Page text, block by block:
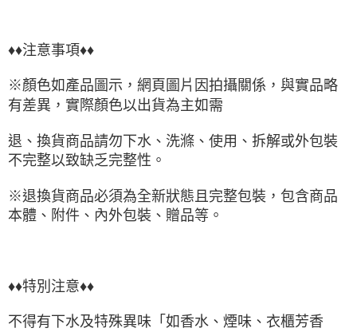
♦♦注意事項♦♦
※顏色如產品圖示，網頁圖片因拍攝關係，與實品略
有差異，實際顏色以出貨為主如需
退、換貨商品請勿下水、洗滌、使用、拆解或外包裝
不完整以致缺乏完整性。
※退換貨商品必須為全新狀態且完整包裝，包含商品
本體、附件、內外包裝、贈品等。
♦♦特別注意♦♦
不得有下水及特殊異味「如香水、煙味、衣櫃芳香